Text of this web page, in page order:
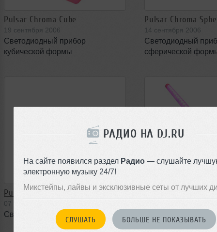
РАДИО НА DJ.RU
На сайте появился раздел Радио — слушайте
электронную музыку 24/7!
Микстейпы, лайвы и эксклюзивные сеты от лучших
СЛУШАТЬ БОЛЬШЕ НЕ ПОКАЗЫВАТЬ
Pulsar Chroma Cube
19 сентября 2006
Светодиодный прибор
кубической формы
Pulsar Chroma
14 сентября 2006
Светодиодный
сферической
Pulsar Chroma Bank MK2
07 сентября 2006
Светодиодная система
Pulsar Chroma
Светодиодная
цилиндрической